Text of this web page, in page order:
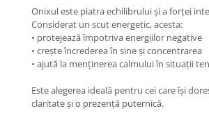
BRĂȚĂRI
BRĂȚĂRI CU ȘNUR REGLABIL
Brățări din Aur cu șnur reglabil
Brățări din Argint cu șnur reglabil
BRĂȚĂRI CU PIETRE SEMIPREȚIOASE
Brățări din Aur cu pietre
Onixul este piatra echilibrului și a forței
Considerat un scut energetic, acesta:
• protejează împotriva energiilor negative
• crește încrederea în sine și concentrarea
• ajută la menținerea calmului în situații
Este alegerea ideală pentru cei care își
claritate și o prezență puternică.